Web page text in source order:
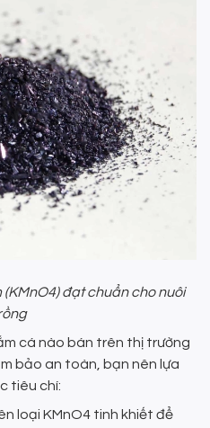
đạt chuẩn cho nuôi
cá nào bán trên thị trường
bảo an toàn, bạn nên lựa
tiêu chí:
loại KMnO4 tinh khiết để